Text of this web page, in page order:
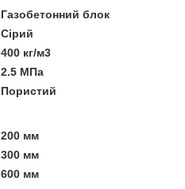
Газобетонний блок
Сірий
400 кг/м3
2.5 МПа
Пористий
200 мм
300 мм
600 мм